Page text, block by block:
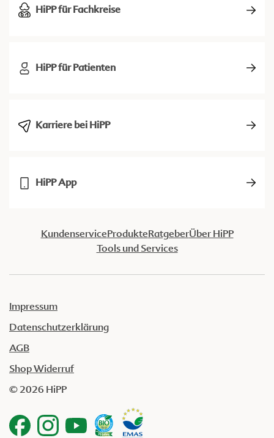
HiPP für Fachkreise
HiPP für Patienten
Karriere bei HiPP
HiPP App
KundenserviceProdukteRatgeberÜber HiPP
Tools und Services
Impressum
Datenschutzerklärung
AGB
Shop Widerruf
© 2026 HiPP